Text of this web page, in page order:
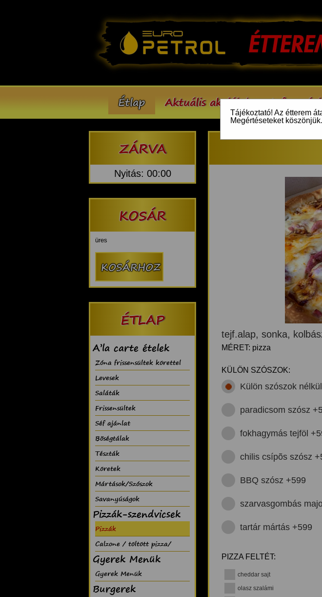
Tájékoztató! Az étterem
Megértéseteket köszönjük.
Étlap Aktuális akcióink
ZÁRVA
Nyitás: 00:00
KOSÁR
üres
ÉTLAP
A’la carte ételek
Zóna frissensültek körettel
Levesek
Saláták
Frissensültek
Séf ajánlat
Bõségtálak
Tészták
Köretek
Mártások/Szószok
Savanyúságok
Pizzák-szendvicsek
Pizzák
Calzone / töltött pizza/
Gyerek Menük
Gyerek Menük
Burgerek
tejf.alap, sonka,
MÉRET: pizza
KÜLÖN SZÓSZOK:
Külön szószok
paradicsom szósz
fokhagymás tejföl
chilis csípõs szósz
BBQ szósz +599
szarvasgombás
tartár mártás +599
PIZZA FELTÉT:
cheddar sajt
olasz szalámi